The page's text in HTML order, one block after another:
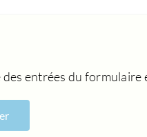
entrées du